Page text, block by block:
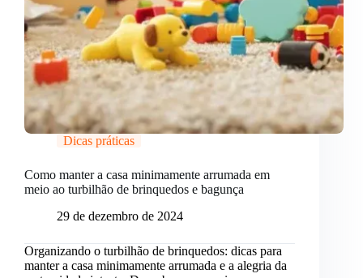
Dicas práticas
Como manter a casa minimamente arrumada em
meio ao turbilhão de brinquedos e bagunça
29 de dezembro de 2024
Organizando o turbilhão de brinquedos: dicas para
manter a casa minimamente arrumada e a alegria da